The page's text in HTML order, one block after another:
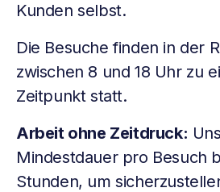
Kunden selbst.
Die Besuche finden in der
zwischen 8 und 18 Uhr zu
Zeitpunkt statt.
Arbeit ohne Zeitdruck:
Mindestdauer pro Besuch
Stunden, um